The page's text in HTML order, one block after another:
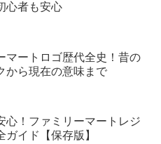
心者も安心
マートロゴ歴代全史！昔の
から現在の意味まで
心！ファミリーマートレジ
ガイド【保存版】